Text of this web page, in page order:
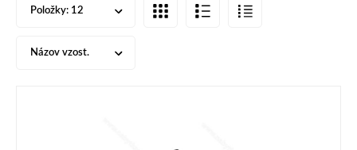
Položky: 12
Názov vzost.